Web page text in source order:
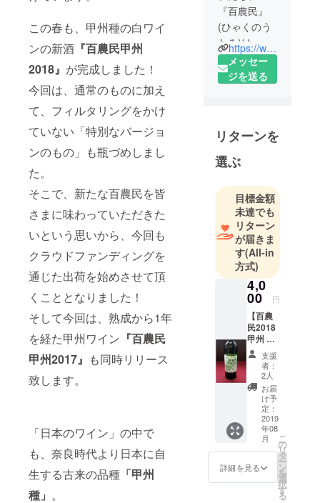
この春も、甲州種の白ワイ
ンの新酒 『百農民甲州
2018』 が完成しました！
今回は、通常のものに加え
て、フィルタリングをかけ
ていない「特別なバージョ
ンのもの」も瓶づめしまし
た。
そこで、新たな百農民を皆
さまに味わっていただきた
いという思いから、今回も
クラウドファンディングを
通じた出荷を始めさせて頂
くこととなりました！
そして今回は、熟成から1年
を経た甲州ワイン 『百農民
甲州2017』 も同時リリース
致します。
「日本のワイン」の中で
も、奈良時代より日本に自
生する古来の品種 「甲州
種」 。
『百農民』
(ひゃくのう
たみ)は、百
農民用の葡
萄の栽培、
日本のワイ
ンを広める
啓蒙を目的
に活動して
おります。
また、勝沼
地区への葡
萄畑の見
学、収穫体
験、葡萄農
家との交
流、生食用
葡萄狩りツ
アーといっ
た、皆さま
に喜ばれる
楽しい企画
を立てて、
運営してお
ります。
https://www.100notami.com/
メッセー
ジを送る
リターンを
選ぶ
目標金額
未達でも
リターン
が届きま
す(All-in
方式)
4,0
00 円
【百農
民2018
甲州 新
酒お試
しセッ
ト】
（『百
農民甲
2018』
（白ワ
イン）1
本
＋ サ
ンクス
支援
者：
2人
お届
け予
定：
2019
年08
月
詳細を見る
こ
の
リ
タ
ー
ン
を
選
択
す
る